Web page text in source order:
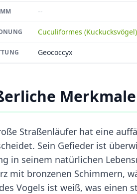
--
Cuculiformes (Kuckucksvögel)
Geococcyx
Straßenläufer hat eine
Sein Gefieder ist
in seinem natürlichen
mit bronzenen Schimmern,
Vogels ist weiß, was einen